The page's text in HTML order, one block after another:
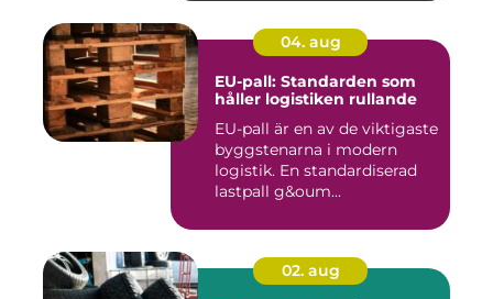
04. aug
EU-pall: Standarden som
håller logistiken rullande
EU-pall är en av de viktigaste
byggstenarna i modern
logistik. En standardiserad
lastpall g&oum...
02. aug